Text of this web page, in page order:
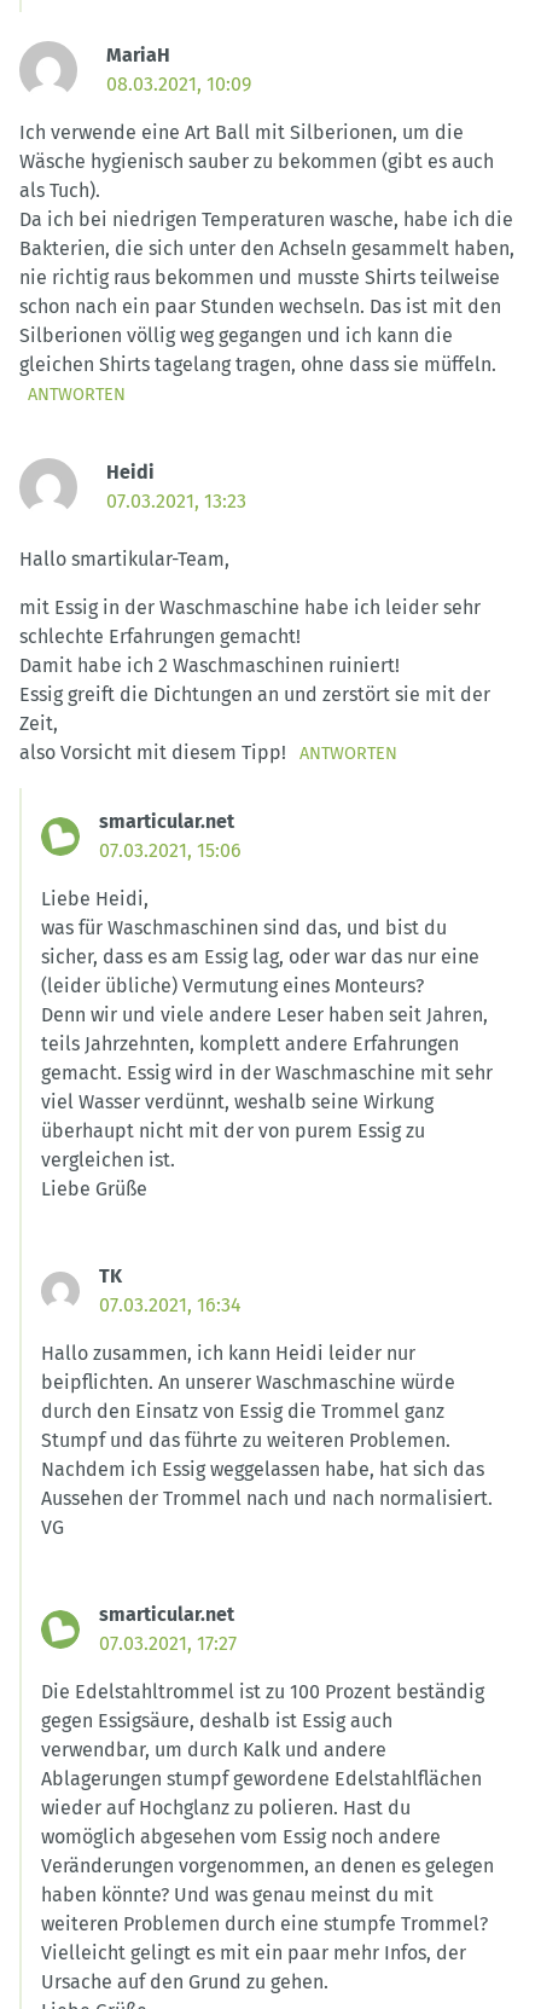
MariaH
08.03.2021, 10:09
Ich verwende eine Art Ball mit Silberionen, um die
Wäsche hygienisch sauber zu bekommen (gibt es auch
als Tuch).
Da ich bei niedrigen Temperaturen wasche, habe ich die
Bakterien, die sich unter den Achseln gesammelt haben,
nie richtig raus bekommen und musste Shirts teilweise
schon nach ein paar Stunden wechseln. Das ist mit den
Silberionen völlig weg gegangen und ich kann die
gleichen Shirts tagelang tragen, ohne dass sie müffeln.
ANTWORTEN
Heidi
07.03.2021, 13:23
Hallo smartikular-Team,
mit Essig in der Waschmaschine habe ich leider sehr
schlechte Erfahrungen gemacht!
Damit habe ich 2 Waschmaschinen ruiniert!
Essig greift die Dichtungen an und zerstört sie mit der
Zeit,
also Vorsicht mit diesem Tipp!
ANTWORTEN
smarticular.net
07.03.2021, 15:06
Liebe Heidi,
was für Waschmaschinen sind das, und bist du
sicher, dass es am Essig lag, oder war das nur eine
(leider übliche) Vermutung eines Monteurs?
Denn wir und viele andere Leser haben seit Jahren,
teils Jahrzehnten, komplett andere Erfahrungen
gemacht. Essig wird in der Waschmaschine mit sehr
viel Wasser verdünnt, weshalb seine Wirkung
überhaupt nicht mit der von purem Essig zu
vergleichen ist.
Liebe Grüße
TK
07.03.2021, 16:34
Hallo zusammen, ich kann Heidi leider nur
beipflichten. An unserer Waschmaschine würde
durch den Einsatz von Essig die Trommel ganz
Stumpf und das führte zu weiteren Problemen.
Nachdem ich Essig weggelassen habe, hat sich das
Aussehen der Trommel nach und nach normalisiert.
VG
smarticular.net
07.03.2021, 17:27
Die Edelstahltrommel ist zu 100 Prozent beständig
gegen Essigsäure, deshalb ist Essig auch
verwendbar, um durch Kalk und andere
Ablagerungen stumpf gewordene Edelstahlflächen
wieder auf Hochglanz zu polieren. Hast du
womöglich abgesehen vom Essig noch andere
Veränderungen vorgenommen, an denen es gelegen
haben könnte? Und was genau meinst du mit
weiteren Problemen durch eine stumpfe Trommel?
Vielleicht gelingt es mit ein paar mehr Infos, der
Ursache auf den Grund zu gehen.